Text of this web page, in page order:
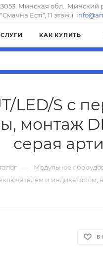
Минская обл., Минский
Естi", 11 этаж.)
КАК КУПИТЬ
LED/S с
монтаж
серая
— Модульное
и
В